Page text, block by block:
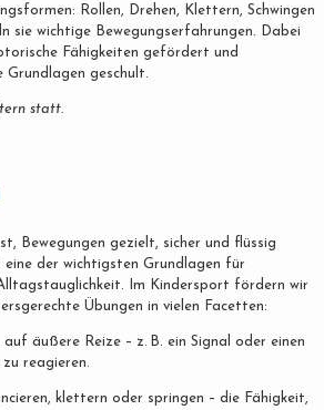
Rollen, Drehen, Klettern, Schwingen
sie wichtige Bewegungserfahrungen. Dabei
Fähigkeiten gefördert und
geschult.
statt.
Bewegungen gezielt, sicher und flüssig
eine der wichtigsten Grundlagen für
Im Kindersport fördern wir
Übungen in vielen Facetten:
auf äußere Reize – z. B. ein Signal oder einen
reagieren.
klettern oder springen – die Fähigkeit,